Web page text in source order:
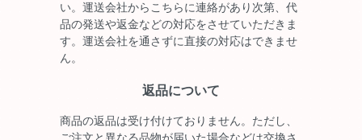
い。運送会社からこちらに連絡があり次第、代
品の発送や返金などの対応をさせていただきま
す。運送会社を通さずに直接の対応はできませ
ん。
返品について
商品の返品は受け付けておりません。ただし、